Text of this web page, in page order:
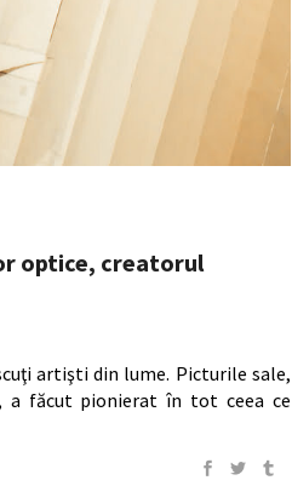
optice, creatorul
artişti din lume. Picturile sale,
a făcut pionierat în tot ceea ce